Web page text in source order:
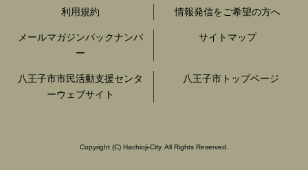
利用規約 情報発信をご希望の方へ
メールマガジンバックナンバ
ー
サイトマップ
八王子市市民活動支援センタ
ーウェブサイト
八王子市トップページ
Copyright (C) Hachioji-City. All Rights Reserved.